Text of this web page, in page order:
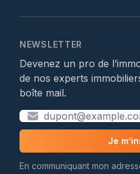
NEWSLETTER
Devenez un pro de
de nos experts
boîte mail.
Je
En communiquant mon